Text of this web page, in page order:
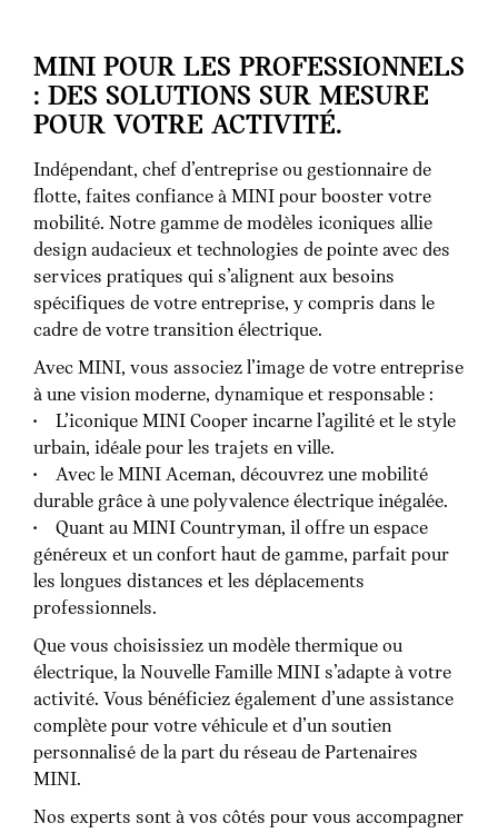
MINI POUR LES PROFESSIONNELS
: DES SOLUTIONS SUR MESURE
POUR VOTRE ACTIVITÉ.
Indépendant, chef d’entreprise ou gestionnaire de
flotte, faites confiance à MINI pour booster votre
mobilité. Notre gamme de modèles iconiques allie
design audacieux et technologies de pointe avec des
services pratiques qui s’alignent aux besoins
spécifiques de votre entreprise, y compris dans le
cadre de votre transition électrique.
Avec MINI, vous associez l’image de votre entreprise
à une vision moderne, dynamique et responsable :
• L’iconique MINI Cooper incarne l’agilité et le style
urbain, idéale pour les trajets en ville.
• Avec le MINI Aceman, découvrez une mobilité
durable grâce à une polyvalence électrique inégalée.
• Quant au MINI Countryman, il offre un espace
généreux et un confort haut de gamme, parfait pour
les longues distances et les déplacements
professionnels.
Que vous choisissiez un modèle thermique ou
électrique, la Nouvelle Famille MINI s’adapte à votre
activité. Vous bénéficiez également d’une assistance
complète pour votre véhicule et d’un soutien
personnalisé de la part du réseau de Partenaires
MINI.
Nos experts sont à vos côtés pour vous accompagner